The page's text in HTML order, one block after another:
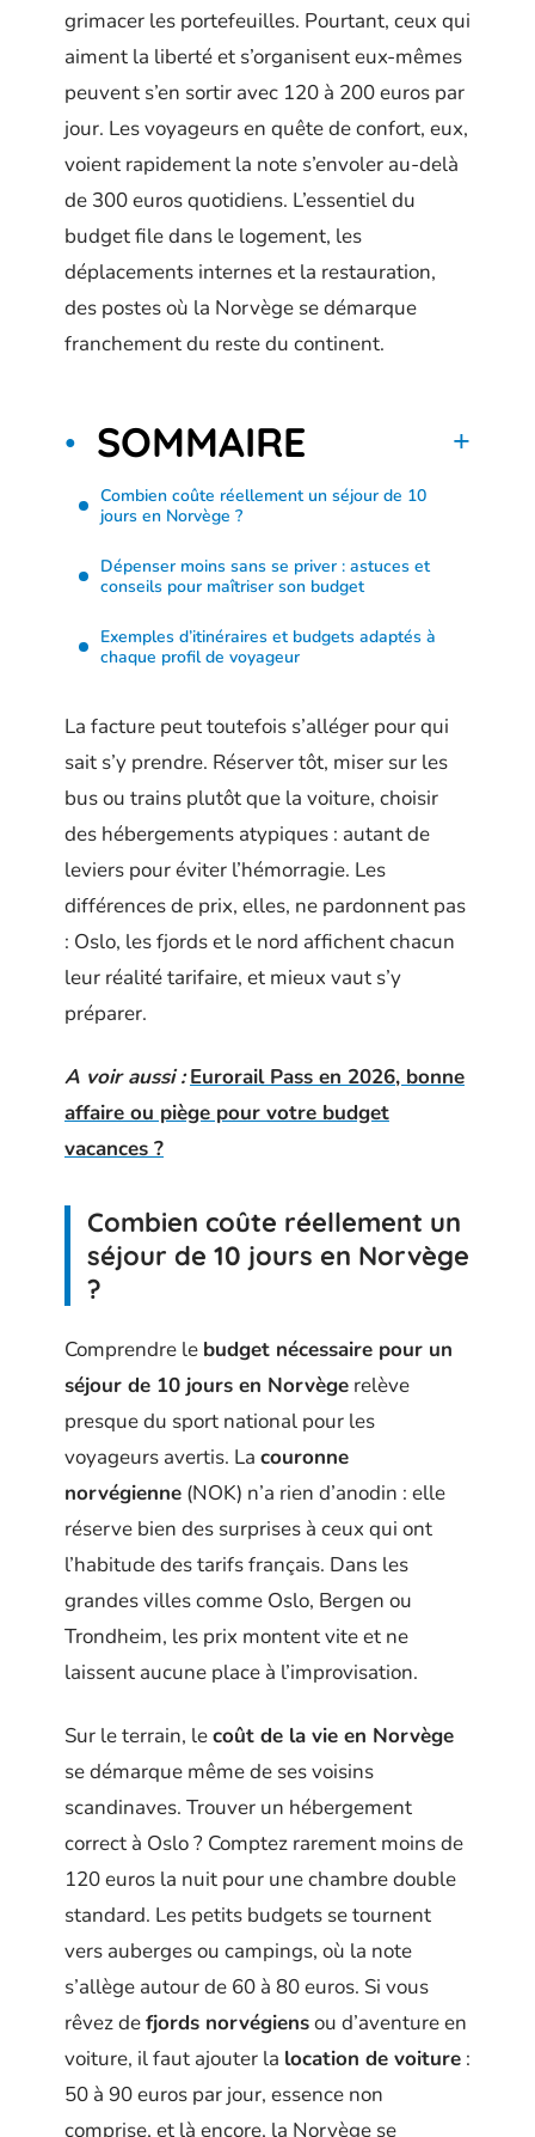
grimacer les portefeuilles. Pourtant, ceux qui
aiment la liberté et s’organisent eux-mêmes
peuvent s’en sortir avec 120 à 200 euros par
jour. Les voyageurs en quête de confort, eux,
voient rapidement la note s’envoler au-delà
de 300 euros quotidiens. L’essentiel du
budget file dans le logement, les
déplacements internes et la restauration,
des postes où la Norvège se démarque
franchement du reste du continent.
SOMMAIRE
Combien coûte réellement un séjour de 10
jours en Norvège ?
Dépenser moins sans se priver : astuces et
conseils pour maîtriser son budget
Exemples d’itinéraires et budgets adaptés à
chaque profil de voyageur
La facture peut toutefois s’alléger pour qui
sait s’y prendre. Réserver tôt, miser sur les
bus ou trains plutôt que la voiture, choisir
des hébergements atypiques : autant de
leviers pour éviter l’hémorragie. Les
différences de prix, elles, ne pardonnent pas
: Oslo, les fjords et le nord affichent chacun
leur réalité tarifaire, et mieux vaut s’y
préparer.
A voir aussi : Eurorail Pass en 2026, bonne
affaire ou piège pour votre budget
vacances ?
Combien coûte réellement un
séjour de 10 jours en Norvège
?
Comprendre le budget nécessaire pour un
séjour de 10 jours en Norvège relève
presque du sport national pour les
voyageurs avertis. La couronne
norvégienne (NOK) n’a rien d’anodin : elle
réserve bien des surprises à ceux qui ont
l’habitude des tarifs français. Dans les
grandes villes comme Oslo, Bergen ou
Trondheim, les prix montent vite et ne
laissent aucune place à l’improvisation.
Sur le terrain, lecoût de la vie en Norvège
se démarque même de ses voisins
scandinaves. Trouver un hébergement
correct à Oslo ? Comptez rarement moins de
120 euros la nuit pour une chambre double
standard. Les petits budgets se tournent
vers auberges ou campings, où la note
s’allège autour de 60 à 80 euros. Si vous
rêvez defjords norvégiensou d’aventure en
voiture, il faut ajouter la location de voiture :
50 à 90 euros par jour, essence non
comprise, et là encore, la Norvège se